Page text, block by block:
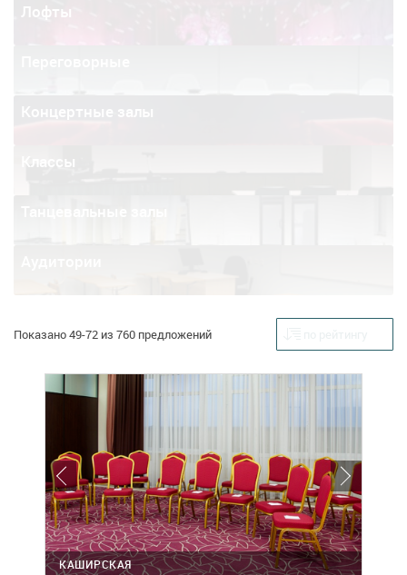
Лофты
Классы
Показано 49-72 из 760 предложений
КАШИРСКАЯ